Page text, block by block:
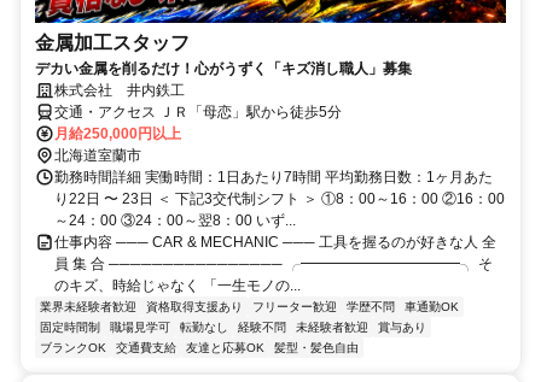
金属加工スタッフ
デカい金属を削るだけ！心がうずく「キズ消し職人」募集
株式会社 井内鉄工
交通・アクセス ＪＲ「母恋」駅から徒歩5分
月給250,000円以上
北海道室蘭市
勤務時間詳細 実働時間：1日あたり7時間 平均勤務日数：1ヶ月あた
り22日 〜 23日 ＜ 下記3交代制シフト ＞ ①8：00～16：00 ②16：00
～24：00 ③24：00～翌8：00 いず...
仕事内容 ─── CAR & MECHANIC ─── 工具を握るのが好きな人 全
員 集 合 ──────────────── ╭━━━━━━━━━━━╮ そ
のキズ、時給じゃなく 「一生モノの...
業界未経験者歓迎 資格取得支援あり フリーター歓迎 学歴不問
車通勤OK
固定時間制
職場見学可 転勤なし 経験不問 未経験者歓迎
賞与あり
ブランクOK
交通費支給 友達と応募OK 髪型・髪色自由